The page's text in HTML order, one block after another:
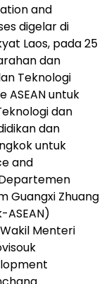
and
digelar di
Laos, pada 25
dan
Teknologi
ASEAN untuk
dan
dan
untuk
and
Guangxi Zhuang
ASEAN)
Menteri